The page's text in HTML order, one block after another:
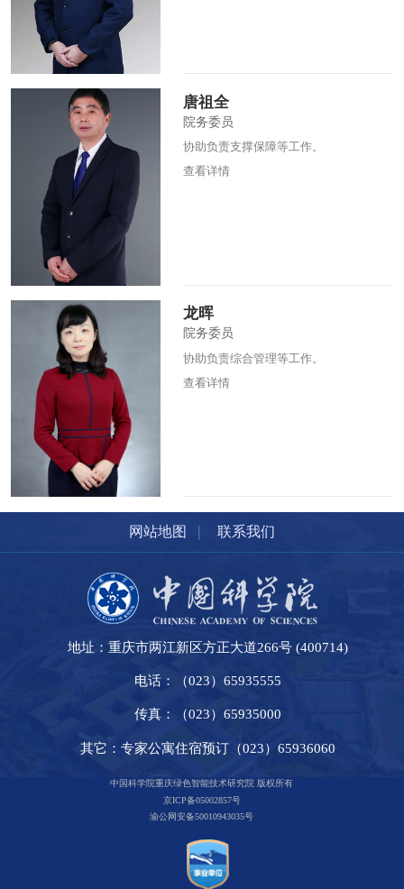
唐祖全
院务委员
协助负责支撑保障等工作。
查看详情
龙晖
院务委员
协助负责综合管理等工作。
查看详情
网站地图 | 联系我们
地址：重庆市两江新区方正大道266号 (400714)
电话：（023）65935555
传真：（023）65935000
其它：专家公寓住宿预订（023）65936060
中国科学院重庆绿色智能技术研究院 版权所有
京ICP备05002857号
渝公网安备50010943035号